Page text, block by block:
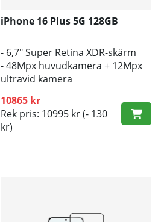
iPhone 16 Plus 5G 128GB
- 6,7" Super Retina XDR-skärm
- 48Mpx huvudkamera + 12Mpx
ultravid kamera
10865 kr
Rek pris: 10995 kr(- 130
kr)